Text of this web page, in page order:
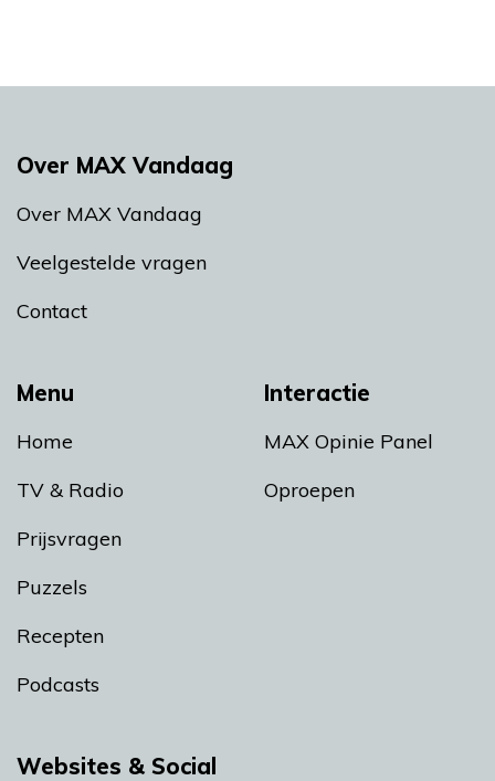
Menu
Home
TV & Radio
Prijsvragen
Puzzels
Recepten
Podcasts
Interactie
MAX Opinie Panel
Oproepen
Over MAX Vandaag
Over MAX Vandaag
Veelgestelde vragen
Contact
Websites & Social